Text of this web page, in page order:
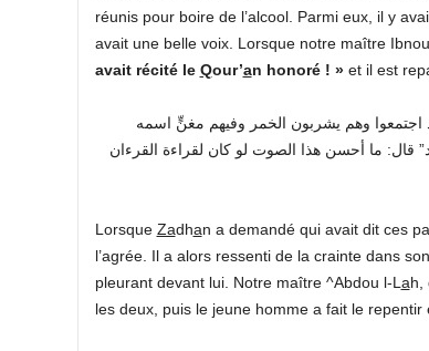
réunis pour boire de l’alcool. Parmi eux, il y
avait une belle voix. Lorsque notre maître
avait récité le Qour’an honoré ! »et il est
وهم يشربون الخمر وفيهم مغنٍّ اسمه
قال: ما أحسن هذا الصوت لو كان لقراءة القرءان
Lorsque Zadhan a demandé qui avait dit ces
l’agrée. Il a alors ressenti de la crainte dans
pleurant devant lui. Notre maître ^Abdou l-L ah,
les deux, puis le jeune homme a fait le